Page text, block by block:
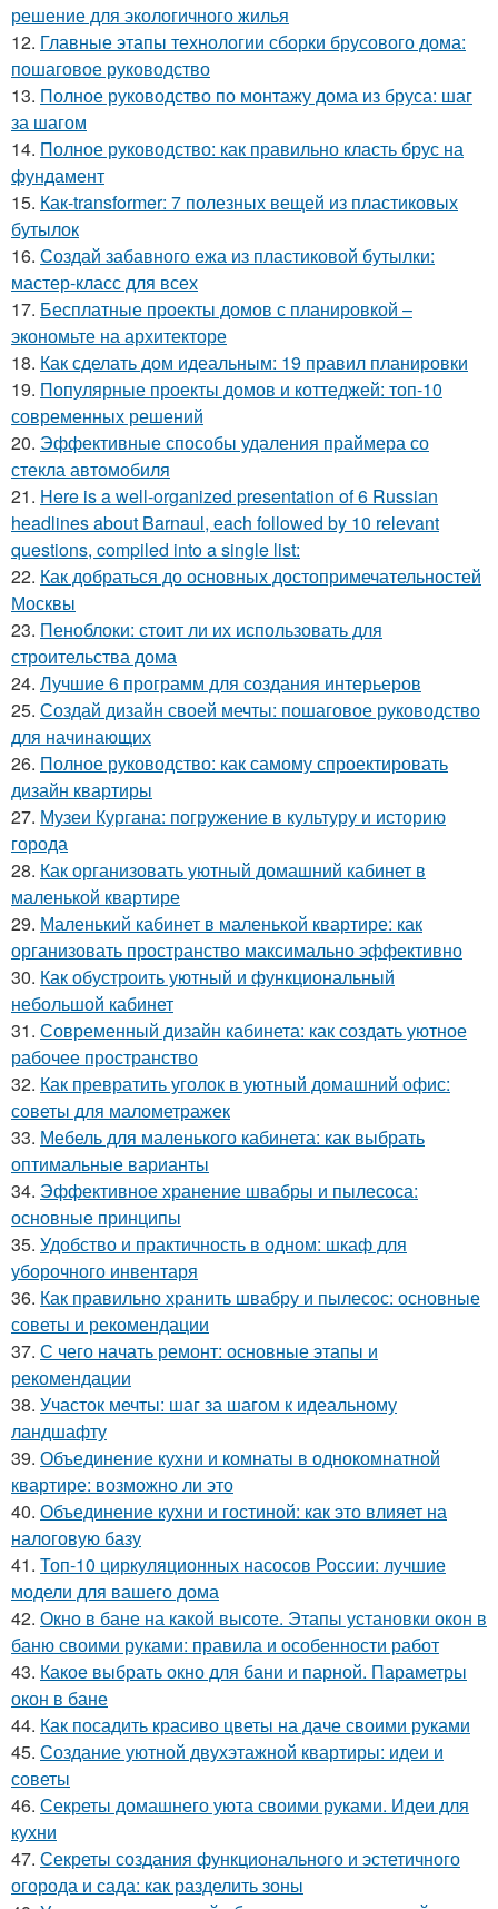
решение для экологичного жилья
12. Главные этапы технологии сборки брусового дома:
пошаговое руководство
13. Полное руководство по монтажу дома из бруса: шаг
за шагом
14. Полное руководство: как правильно класть брус на
фундамент
15. Как-transformer: 7 полезных вещей из пластиковых
бутылок
16. Создай забавного ежа из пластиковой бутылки:
мастер-класс для всех
17. Бесплатные проекты домов с планировкой –
экономьте на архитекторе
18. Как сделать дом идеальным: 19 правил планировки
19. Популярные проекты домов и коттеджей: топ-10
современных решений
20. Эффективные способы удаления праймера со
стекла автомобиля
21. Here is a well-organized presentation of 6 Russian
headlines about Barnaul, each followed by 10 relevant
questions, compiled into a single list:
22. Как добраться до основных достопримечательностей
Москвы
23. Пеноблоки: стоит ли их использовать для
строительства дома
24. Лучшие 6 программ для создания интерьеров
25. Создай дизайн своей мечты: пошаговое руководство
для начинающих
26. Полное руководство: как самому спроектировать
дизайн квартиры
27. Музеи Кургана: погружение в культуру и историю
города
28. Как организовать уютный домашний кабинет в
маленькой квартире
29. Маленький кабинет в маленькой квартире: как
организовать пространство максимально эффективно
30. Как обустроить уютный и функциональный
небольшой кабинет
31. Современный дизайн кабинета: как создать уютное
рабочее пространство
32. Как превратить уголок в уютный домашний офис:
советы для малометражек
33. Мебель для маленького кабинета: как выбрать
оптимальные варианты
34. Эффективное хранение швабры и пылесоса:
основные принципы
35. Удобство и практичность в одном: шкаф для
уборочного инвентаря
36. Как правильно хранить швабру и пылесос: основные
советы и рекомендации
37. С чего начать ремонт: основные этапы и
рекомендации
38. Участок мечты: шаг за шагом к идеальному
ландшафту
39. Объединение кухни и комнаты в однокомнатной
квартире: возможно ли это
40. Объединение кухни и гостиной: как это влияет на
налоговую базу
41. Топ-10 циркуляционных насосов России: лучшие
модели для вашего дома
42. Окно в бане на какой высоте. Этапы установки окон в
баню своими руками: правила и особенности работ
43. Какое выбрать окно для бани и парной. Параметры
окон в бане
44. Как посадить красиво цветы на даче своими руками
45. Создание уютной двухэтажной квартиры: идеи и
советы
46. Секреты домашнего уюта своими руками. Идеи для
кухни
47. Секреты создания функционального и эстетичного
огорода и сада: как разделить зоны